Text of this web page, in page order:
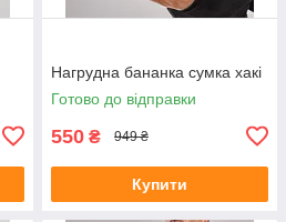
Нагрудна бананка сумка хакі
Готово до відправки
550 ₴ 949 ₴
Купити